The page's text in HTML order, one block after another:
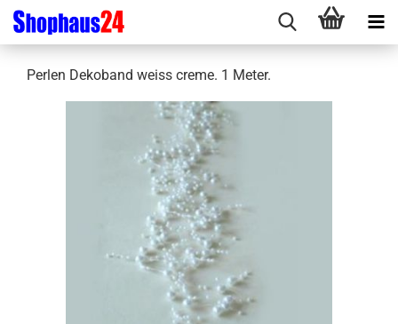
Perlen Dekoband weiss creme. 1 Meter.